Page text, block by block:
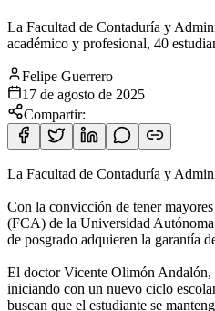
La Facultad de Contaduría y
académico y profesional, 40
Felipe Guerrero
17 de agosto de 2025
Compartir:
La Facultad de Contaduría y
Con la convicción de tener
(FCA) de la Universidad
de posgrado adquieren la garantía
El doctor Vicente Olimón Andalón,
iniciando con un nuevo ciclo
buscan que el estudiante se